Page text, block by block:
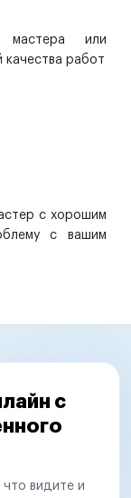
мастера или
качества работ
с хорошим
с вашим
с
видите и